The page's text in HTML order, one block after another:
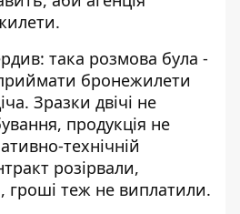
така розмова була -
приймати бронежилети
Зразки двічі не
продукція не
технічній
розірвали,
гроші теж не виплатили.